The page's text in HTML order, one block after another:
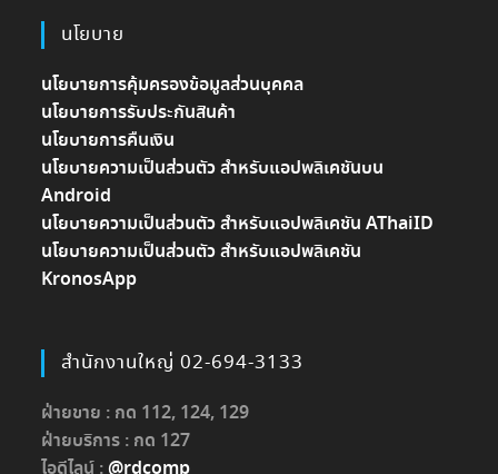
นโยบาย
นโยบายการคุ้มครองข้อมูลส่วนบุคคล
นโยบายการรับประกันสินค้า
นโยบายการคืนเงิน
นโยบายความเป็นส่วนตัว สำหรับแอปพลิเคชันบน
Android
นโยบายความเป็นส่วนตัว สำหรับแอปพลิเคชัน AThaiID
นโยบายความเป็นส่วนตัว สำหรับแอปพลิเคชัน
KronosApp
สำนักงานใหญ่ 02-694-3133
ฝ่ายขาย : กด 112, 124, 129
ฝ่ายบริการ : กด 127